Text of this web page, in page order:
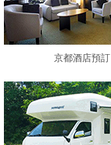
京都酒店預訂